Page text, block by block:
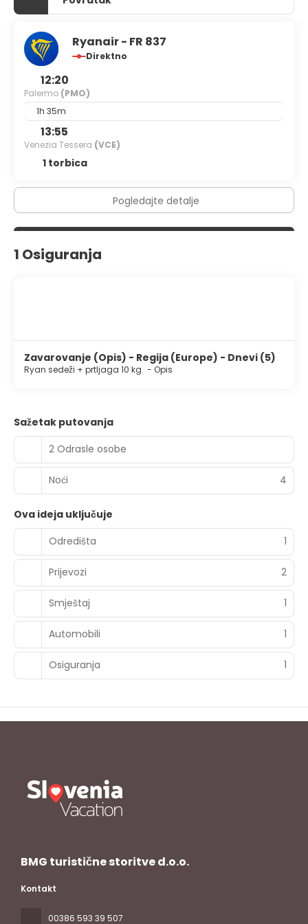
Ryanair - FR 837
Direktno
12:20
Palermo (PMO)
1h 35m
13:55
Venezia Tessera (VCE)
1 torbica
Pogledajte detalje
1 Osiguranja
Zavarovanje (Opis) - Regija (Europe) - Dnevi (5)
Ryan sedeži + prtljaga 10 kg - Opis
Sažetak putovanja
2 Odrasle osobe
Noći 4
Ova ideja uključuje
Odredišta
1
Prijevozi 2
Smještaj 1
Automobili 1
Osiguranja 1
BMG turistične storitve d.o.o.
Kontakt
00386 593 39 507